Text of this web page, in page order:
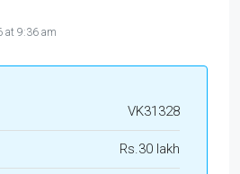
at 9:36 am
VK31328
Rs.30 lakh